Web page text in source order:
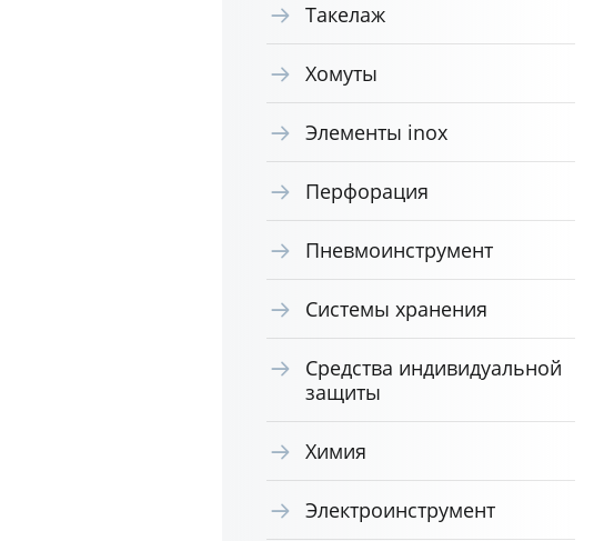
Такелаж
Хомуты
Элементы inox
Перфорация
Пневмоинструмент
Системы хранения
Средства индивидуальной
защиты
Химия
Электроинструмент